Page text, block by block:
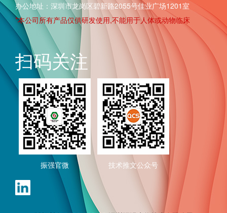
办公地址：深圳市龙岗区碧新路2055号佳业广场1201室
*本公司所有产品仅供研发使用,不能用于人体或动物临床
扫码关注
振强官微 技术推文公众号